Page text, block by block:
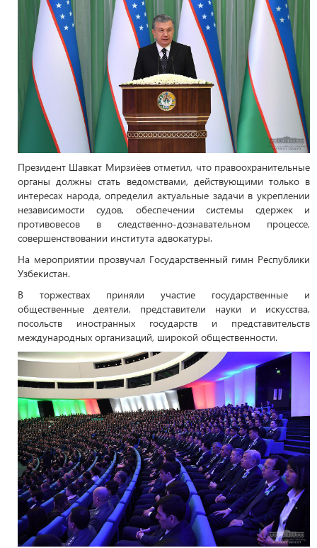
Президент Шавкат Мирзиёев отметил, что правоохранительные
органы должны стать ведомствами, действующими только в
интересах народа, определил актуальные задачи в укреплении
независимости судов, обеспечении системы сдержек и
противовесов в следственно-дознавательном процессе,
совершенствовании института адвокатуры.
На мероприятии прозвучал Государственный гимн Республики
Узбекистан.
В торжествах приняли участие государственные и
общественные деятели, представители науки и искусства,
посольств иностранных государств и представительств
международных организаций, широкой общественности.